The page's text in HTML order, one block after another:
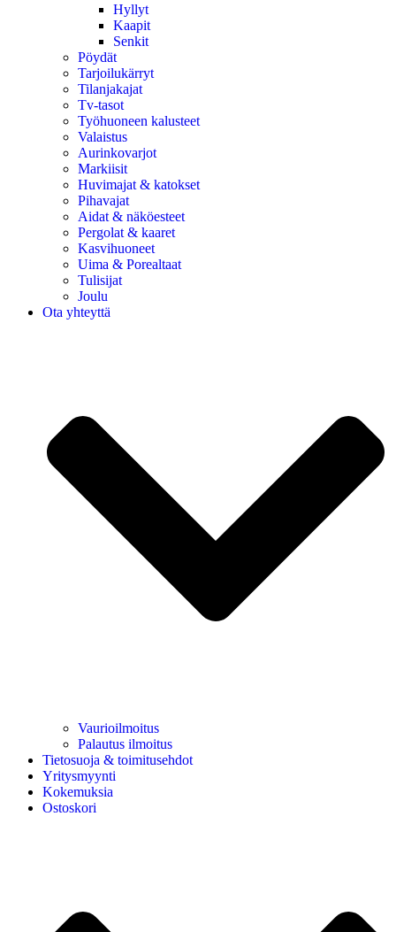
Hyllyt
Kaapit
Senkit
Pöydät
Tarjoilukärryt
Tilanjakajat
Tv-tasot
Työhuoneen kalusteet
Valaistus
Aurinkovarjot
Markiisit
Huvimajat & katokset
Pihavajat
Aidat & näköesteet
Pergolat & kaaret
Kasvihuoneet
Uima & Porealtaat
Tulisijat
Joulu
Ota yhteyttä
Vaurioilmoitus
Palautus ilmoitus
Tietosuoja & toimitusehdot
Yritysmyynti
Kokemuksia
Ostoskori